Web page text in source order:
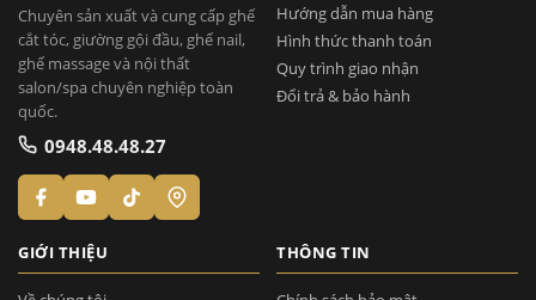
Chuyên sản xuất và cung cấp ghế
cắt tóc, giường gội đầu, ghế nail,
ghế massage và nội thất
salon/spa chuyên nghiệp toàn
quốc.
0948.48.48.27
GIỚI THIỆU
Hướng dẫn mua hàng
Hình thức thanh toán
Quy trình giao nhận
Đổi trả & bảo hành
THÔNG TIN